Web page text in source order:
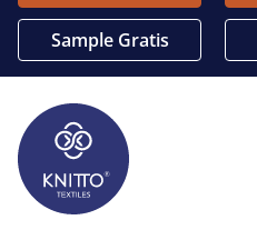
Sample Gratis